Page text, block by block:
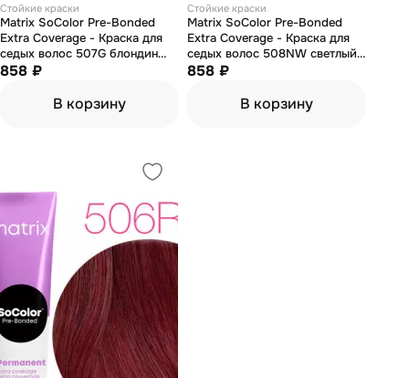
Стойкие краски
Matrix SoColor Pre-Bonded
Extra Coverage - Краска для
седых волос 507G блондин
золотистый 90 мл
858 ₽
В корзину
Стойкие краски
Matrix SoColor Pre-Bonded
Extra Coverage - Краска для
седых волос 508NW светлый
блондин натуральный теплый
858 ₽
В корзину